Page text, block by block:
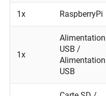
1x RaspberryPi
1x
Alimentation
USB /
Alimentation
USB